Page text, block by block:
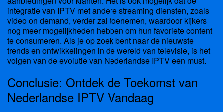
integratie van IPTV met andere streaming diensten, zoals
video on demand, verder zal toenemen, waardoor kijkers
nog meer mogelijkheden hebben om hun favoriete content
te consumeren. Als je op zoek bent naar de nieuwste
trends en ontwikkelingen in de wereld van televisie, is het
volgen van de evolutie van Nederlandse IPTV een must.
Conclusie: Ontdek de Toekomst van
Nederlandse IPTV Vandaag